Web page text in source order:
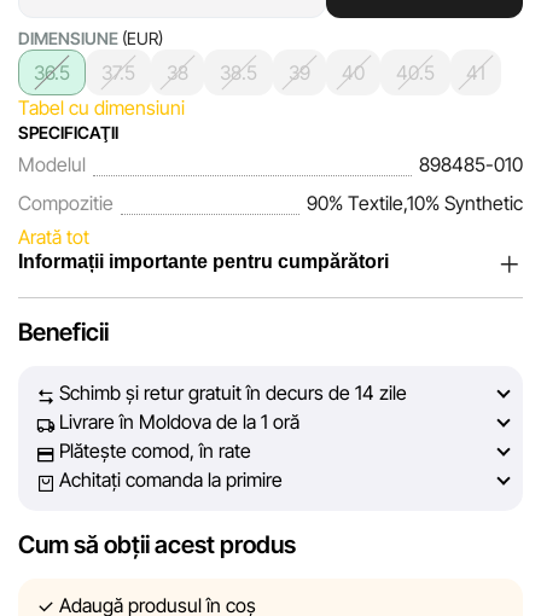
DIMENSIUNE (EUR)
36.5 37.5 38 38.5 39 40 40.5
41
Tabel cu dimensiuni
SPECIFICAŢII
Modelul
898485-010
Compozitie
90% Textile,10% Synthetic
Arată tot
Informații importante pentru cumpărători
încrederea clienților noștri. În fiecare zi depunem eforturi
prezentate pe site să fie cât mai complete, obiective și
actuale. Scopul nostru este să vă oferim informații corecte și
veridice, pentru ca dvs. să puteți lua cea mai bună decizie
de cumpărare.
Cu toate acestea, în ciuda controlului constant, Sportlandia
afișate pe site, din cauza unor posibile erori tehnice sau
Beneficii
Schimb și retur gratuit în decurs de 14 zile
Livrare în Moldova de la 1 oră
Plătește comod, în rate
Achitați comanda la primire
Cum să obții acest produs
Adaugă produsul în coș